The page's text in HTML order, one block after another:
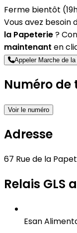
Ferme bientôt
Vous avez besoin
la Papeterie?
maintenant en
Appeler Marche de
Numéro de
Voir le numéro
Adresse
67 Rue de la
Relais GLS
Esan